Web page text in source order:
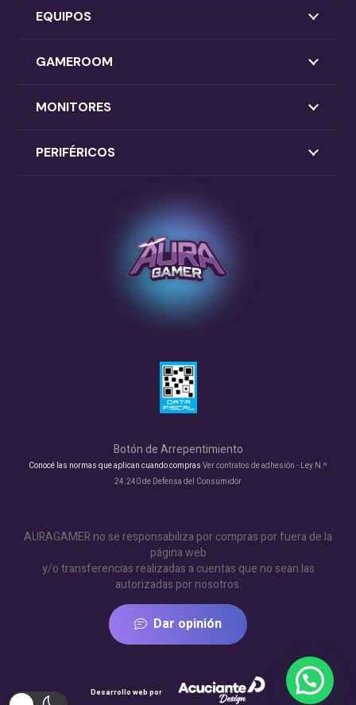
EQUIPOS
GAMEROOM
MONITORES
PERIFÉRICOS
Botón de Arrepentimiento
Conocé las normas que aplican cuando compras Ver contratos de adhesión - Ley N.º
24.240 de Defensa del Consumidor
AURAGAMER no se responsabiliza por compras por fuera de la
página web
y/o transferencias realizadas a cuentas que no sean las
autorizadas por nosotros.
Dar opinión
Desarrollo web por